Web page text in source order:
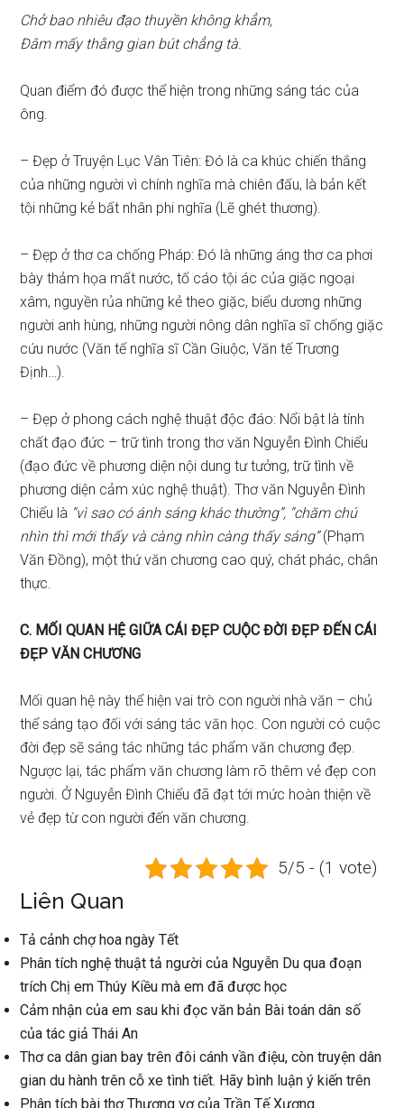
Chở bao nhiêu đạo thuyền không khẳm,
Đâm mấy thằng gian bút chẳng tà.
Quan điểm đó được thể hiện trong những sáng tác của
ông.
– Đẹp ở Truyện Lục Vân Tiên: Đó là ca khúc chiến thắng
của những người vì chính nghĩa mà chiên đấu, là bản kết
tội những kẻ bất nhân phi nghĩa (Lẽ ghét thương).
– Đẹp ở thơ ca chống Pháp: Đó là những áng thơ ca phơi
bày thảm họa mất nước, tố cáo tội ác của giặc ngoại
xâm, nguyền rủa những kẻ theo giặc, biểu dương những
người anh hùng, những người nông dân nghĩa sĩ chống giặc
cứu nước (Văn tế nghĩa sĩ Cần Giuộc, Văn tế Trương
Định…).
– Đẹp ở phong cách nghệ thuật độc đáo: Nổi bật là tính
chất đạo đức – trữ tình trong thơ văn Nguyễn Đình Chiểu
(đạo đức về phương diện nội dung tư tưởng, trữ tình về
phương diện cảm xúc nghệ thuật). Thơ văn Nguyễn Đình
Chiểu là “vì sao có ánh sáng khác thường”, “chăm chú
nhìn thì mới thấy và càng nhìn càng thấy sáng”(Phạm
Văn Đồng), một thứ văn chương cao quý, chát phác, chân
thực.
C. MỐI QUAN HỆ GIỮA CÁI ĐẸP CUỘC ĐỜI ĐẸP ĐẾN CÁI
ĐẸP VĂN CHƯƠNG
Mối quan hệ này thể hiện vai trò con người nhà văn – chủ
thể sáng tạo đối với sáng tác văn học. Con người có cuộc
đời đẹp sẽ sáng tác những tác phẩm văn chương đẹp.
Ngược lại, tác phẩm văn chương làm rõ thêm vẻ đẹp con
người. Ở Nguyễn Đình Chiểu đã đạt tới mức hoàn thiện về
vẻ đẹp từ con người đến văn chương.
5/5 - (1 vote)
Liên Quan
Tả cảnh chợ hoa ngày Tết
Phân tích nghệ thuật tả người của Nguyễn Du qua đoạn
trích Chị em Thúy Kiều mà em đã được học
Cảm nhận của em sau khi đọc văn bản Bài toán dân số
của tác giả Thái An
Thơ ca dân gian bay trên đôi cánh vần điệu, còn truyện dân
gian du hành trên cỗ xe tình tiết. Hãy bình luận ý kiến trên
Phân tích bài thơ Thương vợ của Trần Tế Xương.